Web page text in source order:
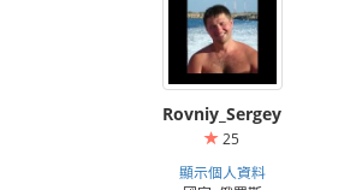
Rovniy_Sergey
25
顯示個人資料